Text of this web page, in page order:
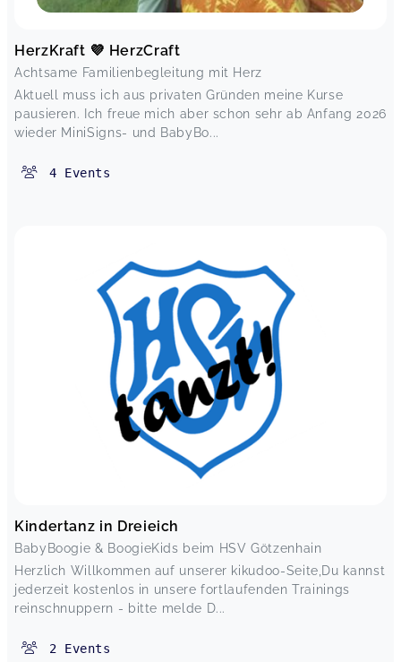
HerzKraft 💜 HerzCraft
Achtsame Familienbegleitung mit Herz
Aktuell muss ich aus privaten Gründen meine Kurse
pausieren. Ich freue mich aber schon sehr ab Anfang 2026
wieder MiniSigns- und BabyBo...
4 Events
Kindertanz in Dreieich
BabyBoogie & BoogieKids beim HSV Götzenhain
Herzlich Willkommen auf unserer kikudoo-Seite,Du kannst
jederzeit kostenlos in unsere fortlaufenden Trainings
reinschnuppern - bitte melde D...
2 Events